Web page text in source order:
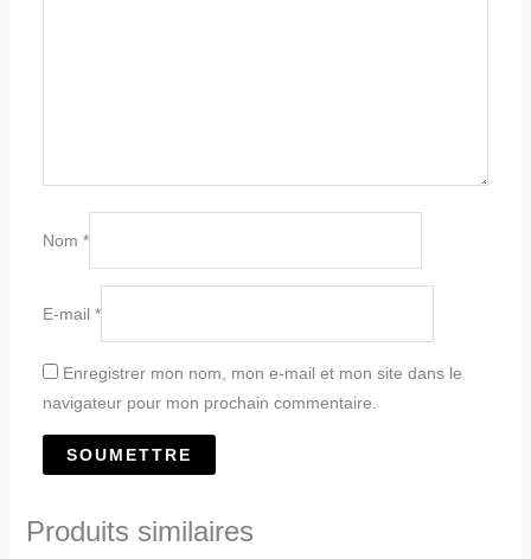
Nom *
E-mail *
Enregistrer mon nom, mon e-mail et mon site dans le
navigateur pour mon prochain commentaire.
Produits similaires